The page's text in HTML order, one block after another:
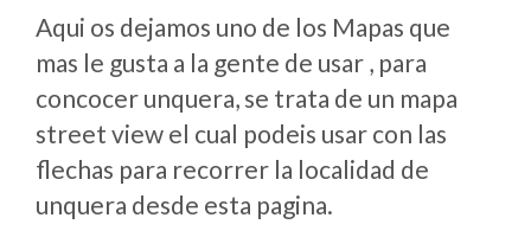
Aqui os dejamos uno de los Mapas que
mas le gusta a la gente de usar , para
concocer unquera, se trata de un mapa
street view el cual podeis usar con las
flechas para recorrer la localidad de
unquera desde esta pagina.